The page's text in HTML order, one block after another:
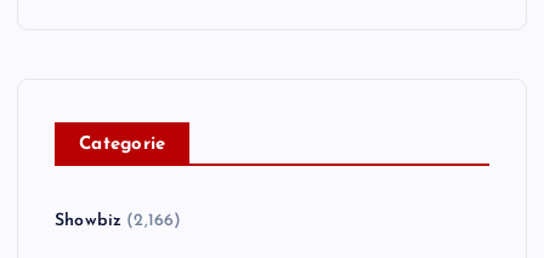
Categorie
Showbiz (2,166)